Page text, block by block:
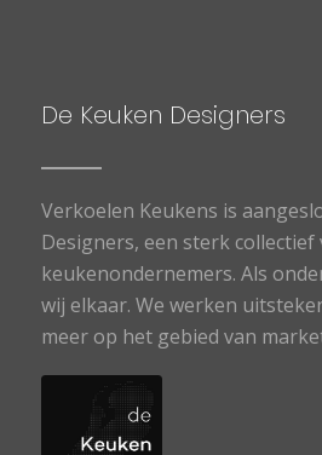
De Keuken Designers
Verkoelen Keukens is
Designers, een sterk
keukenondernemers. Als
wij elkaar. We werken
meer op het gebied van